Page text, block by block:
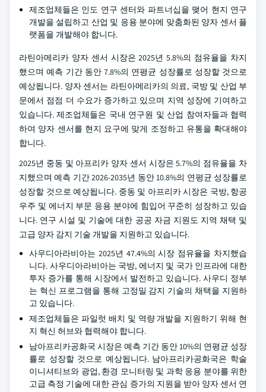
제조업체들은 인도 연구 센터와 파트너십을 맺어 현지 연구
개발을 설립하고 산업 및 응용 분야에 맞춤화된 양자 센서 플
랫폼을 개발해야 합니다.
라틴아메리카 양자 센서 시장은 2025년 5.8%의 점유율을 차지
했으며 예측 기간 동안 7.8%의 연평균 성장률로 성장할 것으로
예상됩니다. 양자 센서는 라틴아메리카의 의료, 국방 및 산업 부
문에서 점점 더 수요가 증가하고 있으며 지역 성장에 기여하고
있습니다. 제조업체들은 국내 연구원 및 산업 참여자들과 협력
하여 양자 센서를 현지 요구에 맞게 조정하고 유통을 확대해야
합니다.
2025년 중동 및 아프리카 양자 센서 시장은 5.7%의 점유율을 차
지했으며 예측 기간 2026-2035년 동안 10.8%의 연평균 성장률로
성장할 것으로 예상됩니다. 중동 및 아프리카 시장은 국방, 항공
우주 및 에너지 부문 응용 분야에 힘입어 꾸준히 성장하고 있습
니다. 연구 시설 및 기술에 대한 공공 자금 지원도 지역 채택 및
고급 양자 감지 기술 개발을 지원하고 있습니다.
사우디아라비아는 2025년 47.4%의 시장 점유율을 차지했습
니다. 사우디아라비아는 국방, 에너지 및 국가 인프라에 대한
투자 증가를 통해 시장에서 발전하고 있습니다. 사우디 정부
는 혁신 프로그램을 통해 고정밀 감지 기술의 채택을 지원하
고 있습니다.
제조업체들은 파일럿 배치 및 역량 개발을 지원하기 위해 현
지 혁신 허브와 협력해야 합니다.
남아프리카공화국 시장은 예측 기간 동안 10%의 연평균 성장
률로 성장할 것으로 예상됩니다. 남아프리카공화국은 학술
이니셔티브와 광업, 환경 모니터링 및 과학 응용 분야를 위한
고급 측정 기술에 대한 관심 증가의 지원을 받아 양자 센서 연